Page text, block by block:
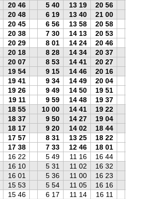
20 46 5 40 13 19 20 56
20 48 6 19 13 40 21 00
20 45 6 56 13 58 20 58
20 38 7 30 14 13 20 53
20 29 8 01 14 24 20 46
20 18 8 28 14 34 20 37
20 07 8 53 14 41 20 27
19 54 9 15 14 46 20 16
19 41 9 34 14 49 20 04
19 26 9 49 14 50 19 51
19 11 9 59 14 48 19 37
18 55 10 00 14 41 19 22
18 37 9 50 14 27 19 04
18 17 9 20 14 02 18 44
17 57 8 31 13 25 18 22
17 38 7 33 12 46 18 01
16 22 5 49 11 16 16 44
16 10 5 31 11 02 16 32
16 01 5 36 11 00 16 23
15 53 5 54 11 05 16 16
15 46 6 17 11 14 16 11